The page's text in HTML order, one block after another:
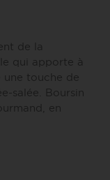
de la
qui apporte à
une touche de
salée. Boursin
en